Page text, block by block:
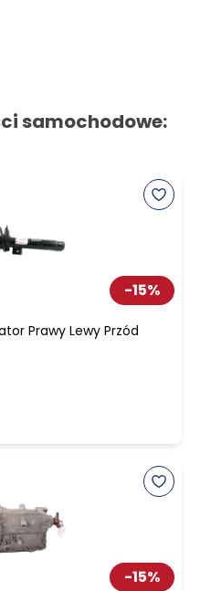
samochodowe:
-15%
Prawy Lewy Przód
-15%